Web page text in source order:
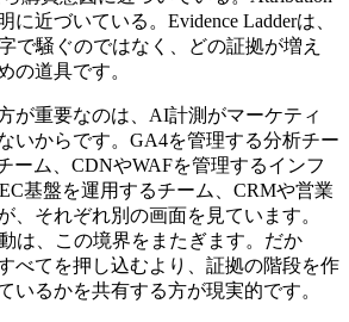
近づいている。Evidence Ladderは、
で騒ぐのではなく、どの証拠が増え
の道具です。
が重要なのは、AI計測がマーケティ
いからです。GA4を管理する分析チー
ーム、CDNやWAFを管理するインフ
基盤を運用するチーム、CRMや営業
、それぞれ別の画面を見ています。
は、この境界をまたぎます。だか
べてを押し込むより、証拠の階段を作
いるかを共有する方が現実的です。